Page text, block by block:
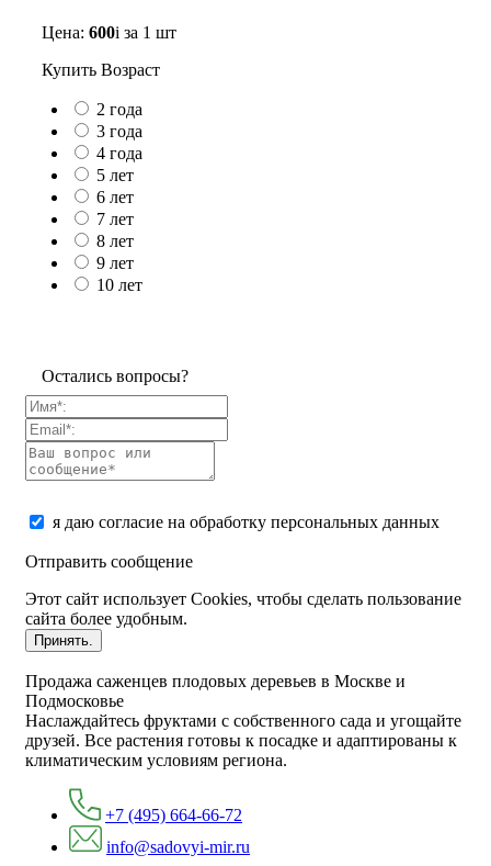
Цена: 600i за 1 шт
Купить Возраст
2 года
3 года
4 года
5 лет
6 лет
7 лет
8 лет
9 лет
10 лет
Остались вопросы?
я даю согласие на обработку персональных данных
Отправить сообщение
Этот сайт использует Cookies, чтобы сделать пользование
сайта более удобным.
Принять.
Продажа саженцев плодовых деревьев в Москве и
Подмосковье
Наслаждайтесь фруктами с собственного сада и угощайте
друзей. Все растения готовы к посадке и адаптированы к
климатическим условиям региона.
+7 (495) 664-66-72
info@sadovyi-mir.ru